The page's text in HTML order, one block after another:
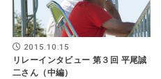
2015.10.15
リレーインタビュー 第３回 平尾誠
二さん（中編）